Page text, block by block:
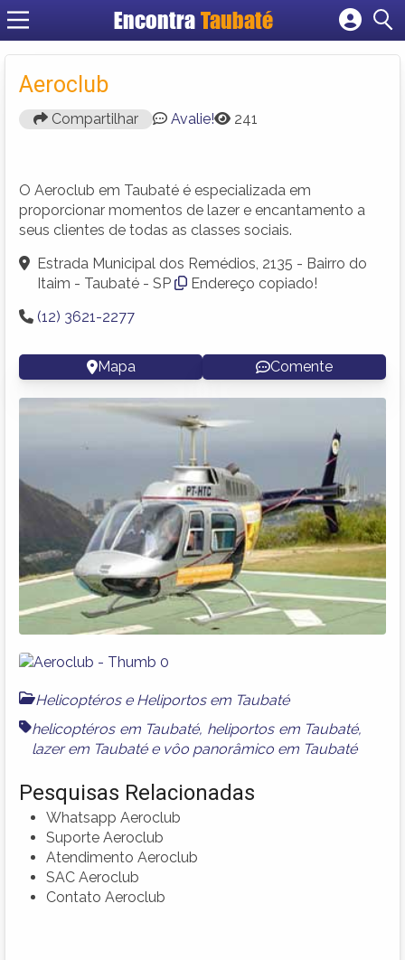
EncontraTaubaté
Cadastrar empresa
Aeroclub
Compartilhar Avalie! 241
O Aeroclub em Taubaté é especializada em
proporcionar momentos de lazer e encantamento a
seus clientes de todas as classes sociais.
Estrada Municipal dos Remédios, 2135 - Bairro do
Itaim - Taubaté - SP
Endereço copiado!
(12) 3621-2277
Mapa Comente
Helicoptéros e Heliportos em Taubaté
helicoptéros em Taubaté, heliportos em Taubaté,
lazer em Taubatée vôo panorâmico em Taubaté
Pesquisas Relacionadas
Whatsapp Aeroclub
Suporte Aeroclub
Atendimento Aeroclub
SAC Aeroclub
Contato Aeroclub